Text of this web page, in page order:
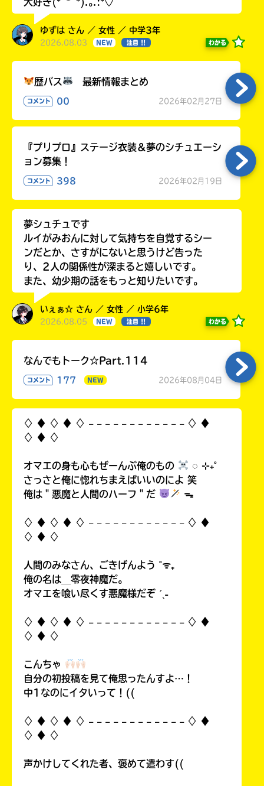
ゆずは さん ／ 女性 ／ 中学3年
2026.08.03 NEW 注目 !! わかる
歴バス 最新情報まとめ
コメント 00 2026年02月27日
『プリプロ』ステージ衣装＆夢のシチュエーシ
ョン募集！
コメント 398 2026年02月19日
夢シュチュです
ルイがみおんに対して気持ちを自覚するシー
ンだとか、さすがにないと思うけど告った
り、2人の関係性が深まると嬉しいです。
また、幼少期の話をもっと知りたいです。
いぇぁ☆ さん ／ 女性 ／ 小学6年
2026.08.05 NEW 注目 !! わかる
なんでもトーク☆Part.114
コメント 177 NEW 2026年08月04日
♢ ♦︎ ♢ ♦︎ ♢ 𓐄 𓐄 𓐄 𓐄 𓐄 𓐄 𓐄 𓐄 𓐄 𓐄 𓐄 𓐄 ♢ ♦︎
♢ ♦︎ ♢
オマエの身も心もぜーんぶ俺のもの
◌ ⊹₊˚
さっさと俺に惚れちまえばいいのによ 笑
俺は＂悪魔と人間のハーフ＂だ
ᯓ
♢ ♦︎ ♢ ♦︎ ♢ 𓐄 𓐄 𓐄 𓐄 𓐄 𓐄 𓐄 𓐄 𓐄 𓐄 𓐄 𓐄 ♢ ♦︎
♢ ♦︎ ♢
人間のみなさん、ごきげんよう ˚ᯤ₊
俺の名は＿零夜神魔だ。
オマエを喰い尽くす悪魔様だぞ ˊˎ˗
♢ ♦︎ ♢ ♦︎ ♢ 𓐄 𓐄 𓐄 𓐄 𓐄 𓐄 𓐄 𓐄 𓐄 𓐄 𓐄 𓐄 ♢ ♦︎
♢ ♦︎ ♢
こんちゃ
自分の初投稿を見て俺思ったんすよ…！
中1なのにイタいって！((
♢ ♦︎ ♢ ♦︎ ♢ 𓐄 𓐄 𓐄 𓐄 𓐄 𓐄 𓐄 𓐄 𓐄 𓐄 𓐄 𓐄 ♢ ♦︎
♢ ♦︎ ♢
声かけしてくれた者、褒めて遣わす((